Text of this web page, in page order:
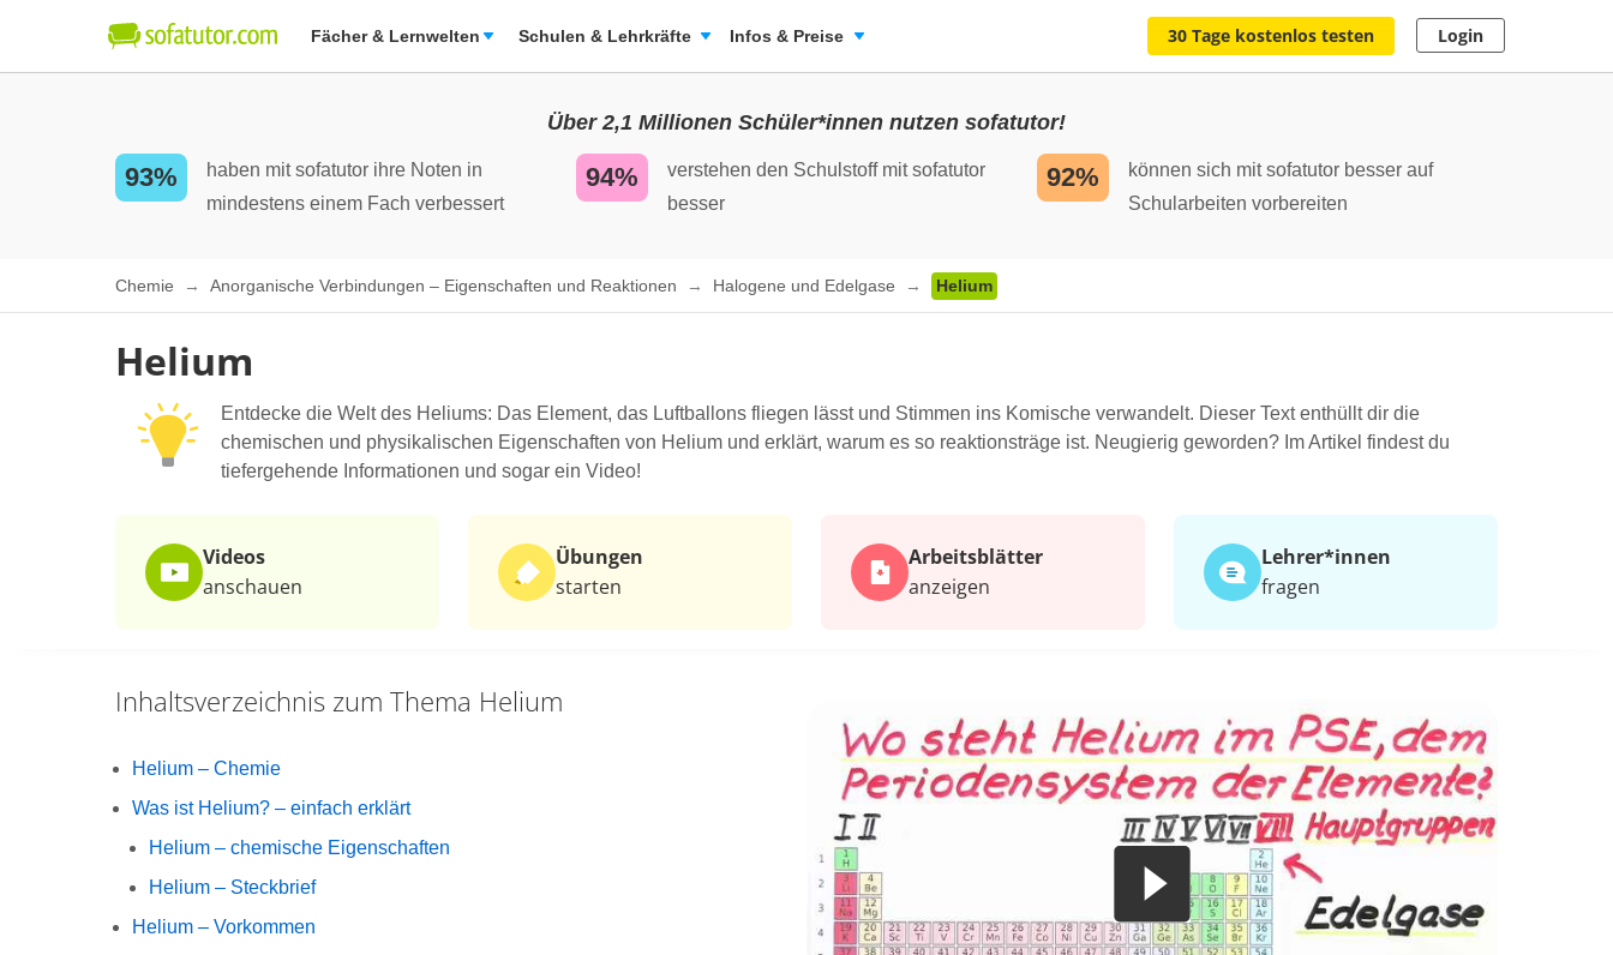
Fächer & Lernwelten Schulen & Lehrkräfte Infos & Preise 30 Tage kostenlos testen Login
Über 2,1 Millionen Schüler*innen nutzen sofatutor!
93%
haben mit sofatutor ihre Noten in
mindestens einem Fach verbessert
94%
verstehen den Schulstoff mit sofatutor
besser
92%
können sich mit sofatutor besser auf
Schularbeiten vorbereiten
Chemie Anorganische Verbindungen – Eigenschaften und Reaktionen Halogene und Edelgase Helium
Helium
Entdecke die Welt des Heliums: Das Element, das Luftballons fliegen lässt und Stimmen ins Komische verwandelt. Dieser Text enthüllt dir die
chemischen und physikalischen Eigenschaften von Helium und erklärt, warum es so reaktionsträge ist. Neugierig geworden? Im Artikel findest du
tiefergehende Informationen und sogar ein Video!
Videos
anschauen
Übungen
starten
Arbeits­blätter
anzeigen
Lehrer*​innen
fragen
Inhaltsverzeichnis zum Thema Helium
Helium – Chemie
Was ist Helium? – einfach erklärt
Helium – chemische Eigenschaften
Helium – Steckbrief
Helium – Vorkommen